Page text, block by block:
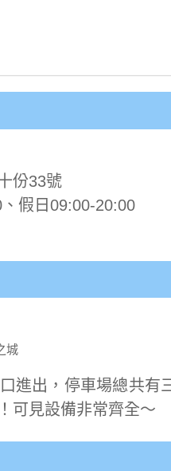
份33號
假日09:00-20:00
進出，停車場總共有
可見設備非常齊全～